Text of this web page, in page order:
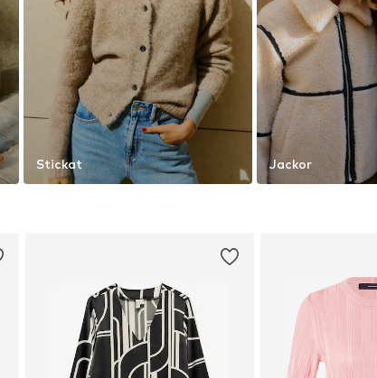
Stickat Jackor